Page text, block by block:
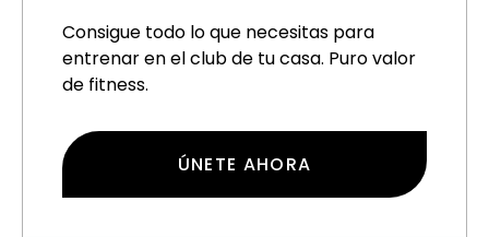
Consigue todo lo que necesitas para
entrenar en el club de tu casa. Puro valor
de fitness.
ÚNETE AHORA